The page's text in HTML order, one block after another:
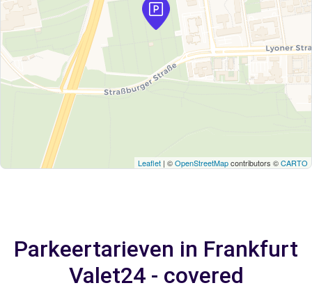
Leaflet | ©OpenStreetMapcontributors ©CARTO
Parkeertarieven in Frankfurt
Valet24 - covered